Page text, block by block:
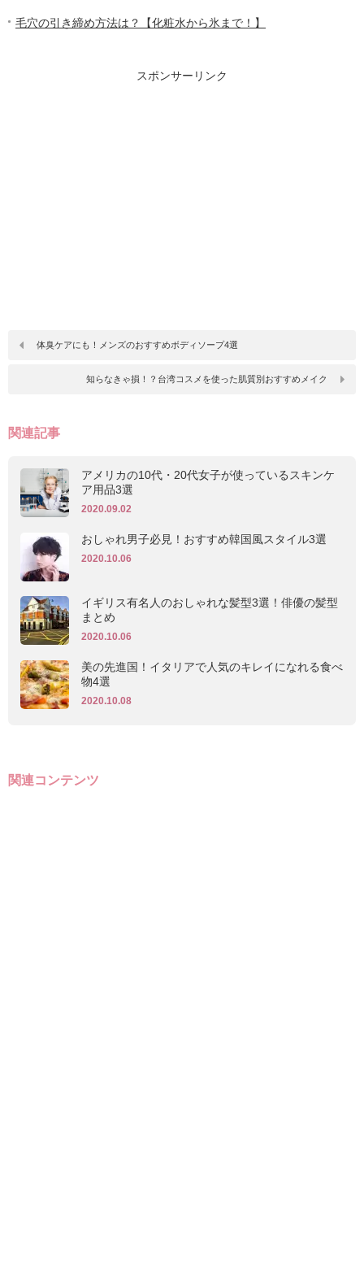
毛穴の引き締め方法は？【化粧水から氷まで！】
スポンサーリンク
体臭ケアにも！メンズのおすすめボディソープ4選
知らなきゃ損！？台湾コスメを使った肌質別おすすめメイク
関連記事
アメリカの10代・20代女子が使っているスキンケ
ア用品3選
2020.09.02
おしゃれ男子必見！おすすめ韓国風スタイル3選
2020.10.06
イギリス有名人のおしゃれな髪型3選！俳優の髪型
まとめ
2020.10.06
美の先進国！イタリアで人気のキレイになれる食べ
物4選
2020.10.08
関連コンテンツ